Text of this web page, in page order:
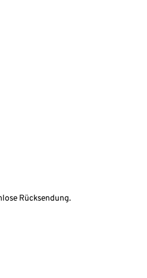
Rücksendung.